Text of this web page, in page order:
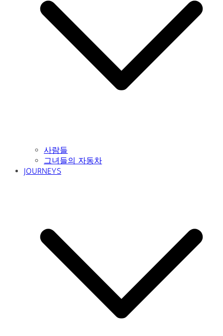
사람들
그녀들의 자동차
JOURNEYS